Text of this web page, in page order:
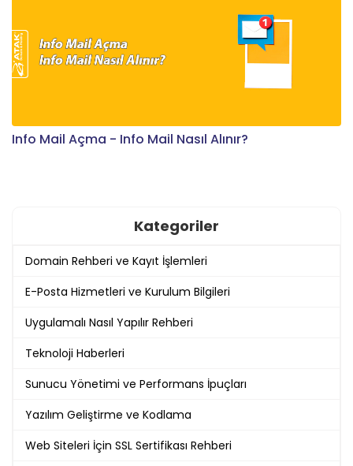
Info Mail Açma - Info Mail Nasıl Alınır?
Kategoriler
Domain Rehberi ve Kayıt İşlemleri
E-Posta Hizmetleri ve Kurulum Bilgileri
Uygulamalı Nasıl Yapılır Rehberi
Teknoloji Haberleri
Sunucu Yönetimi ve Performans İpuçları
Yazılım Geliştirme ve Kodlama
Web Siteleri İçin SSL Sertifikası Rehberi